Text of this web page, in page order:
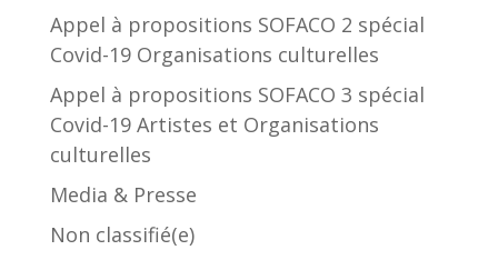
Appel à propositions SOFACO 2 spécial
Covid-19 Organisations culturelles
Appel à propositions SOFACO 3 spécial
Covid-19 Artistes et Organisations
culturelles
Media & Presse
Non classifié(e)